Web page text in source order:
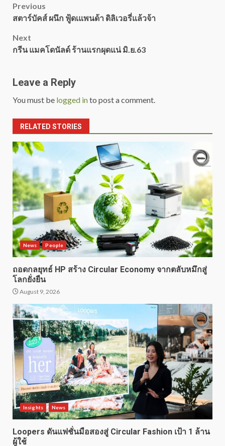
Post
navigation
Previous
สตาร์บัคส์ ผนึก ฟู้ดเแพนด้า ดิลิเวอรี่แล้วจ้า
Next
กรีน แมคโดนัลด์ ร้านแรกผุดแน่ มิ.ย.63
Leave a Reply
You must be logged into post a comment.
RELATED STORIES
News People
ถอดกลยุทธ์ HP สร้าง Circular Economy จากตลับหมึกสู่
โลกยั่งยืน
August 9, 2026
Insights News
Loopers ดันแฟชั่นมือสองสู่ Circular Fashion เป้า 1 ล้าน
ผู้ใช้